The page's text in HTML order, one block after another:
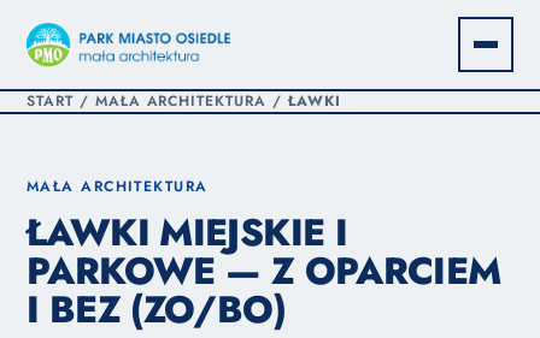
START/ MAŁA ARCHITEKTURA /ŁAWKI
MAŁA ARCHITEKTURA
ŁAWKI MIEJSKIE I
PARKOWE — Z OPARCIEM
I BEZ (ZO/BO)